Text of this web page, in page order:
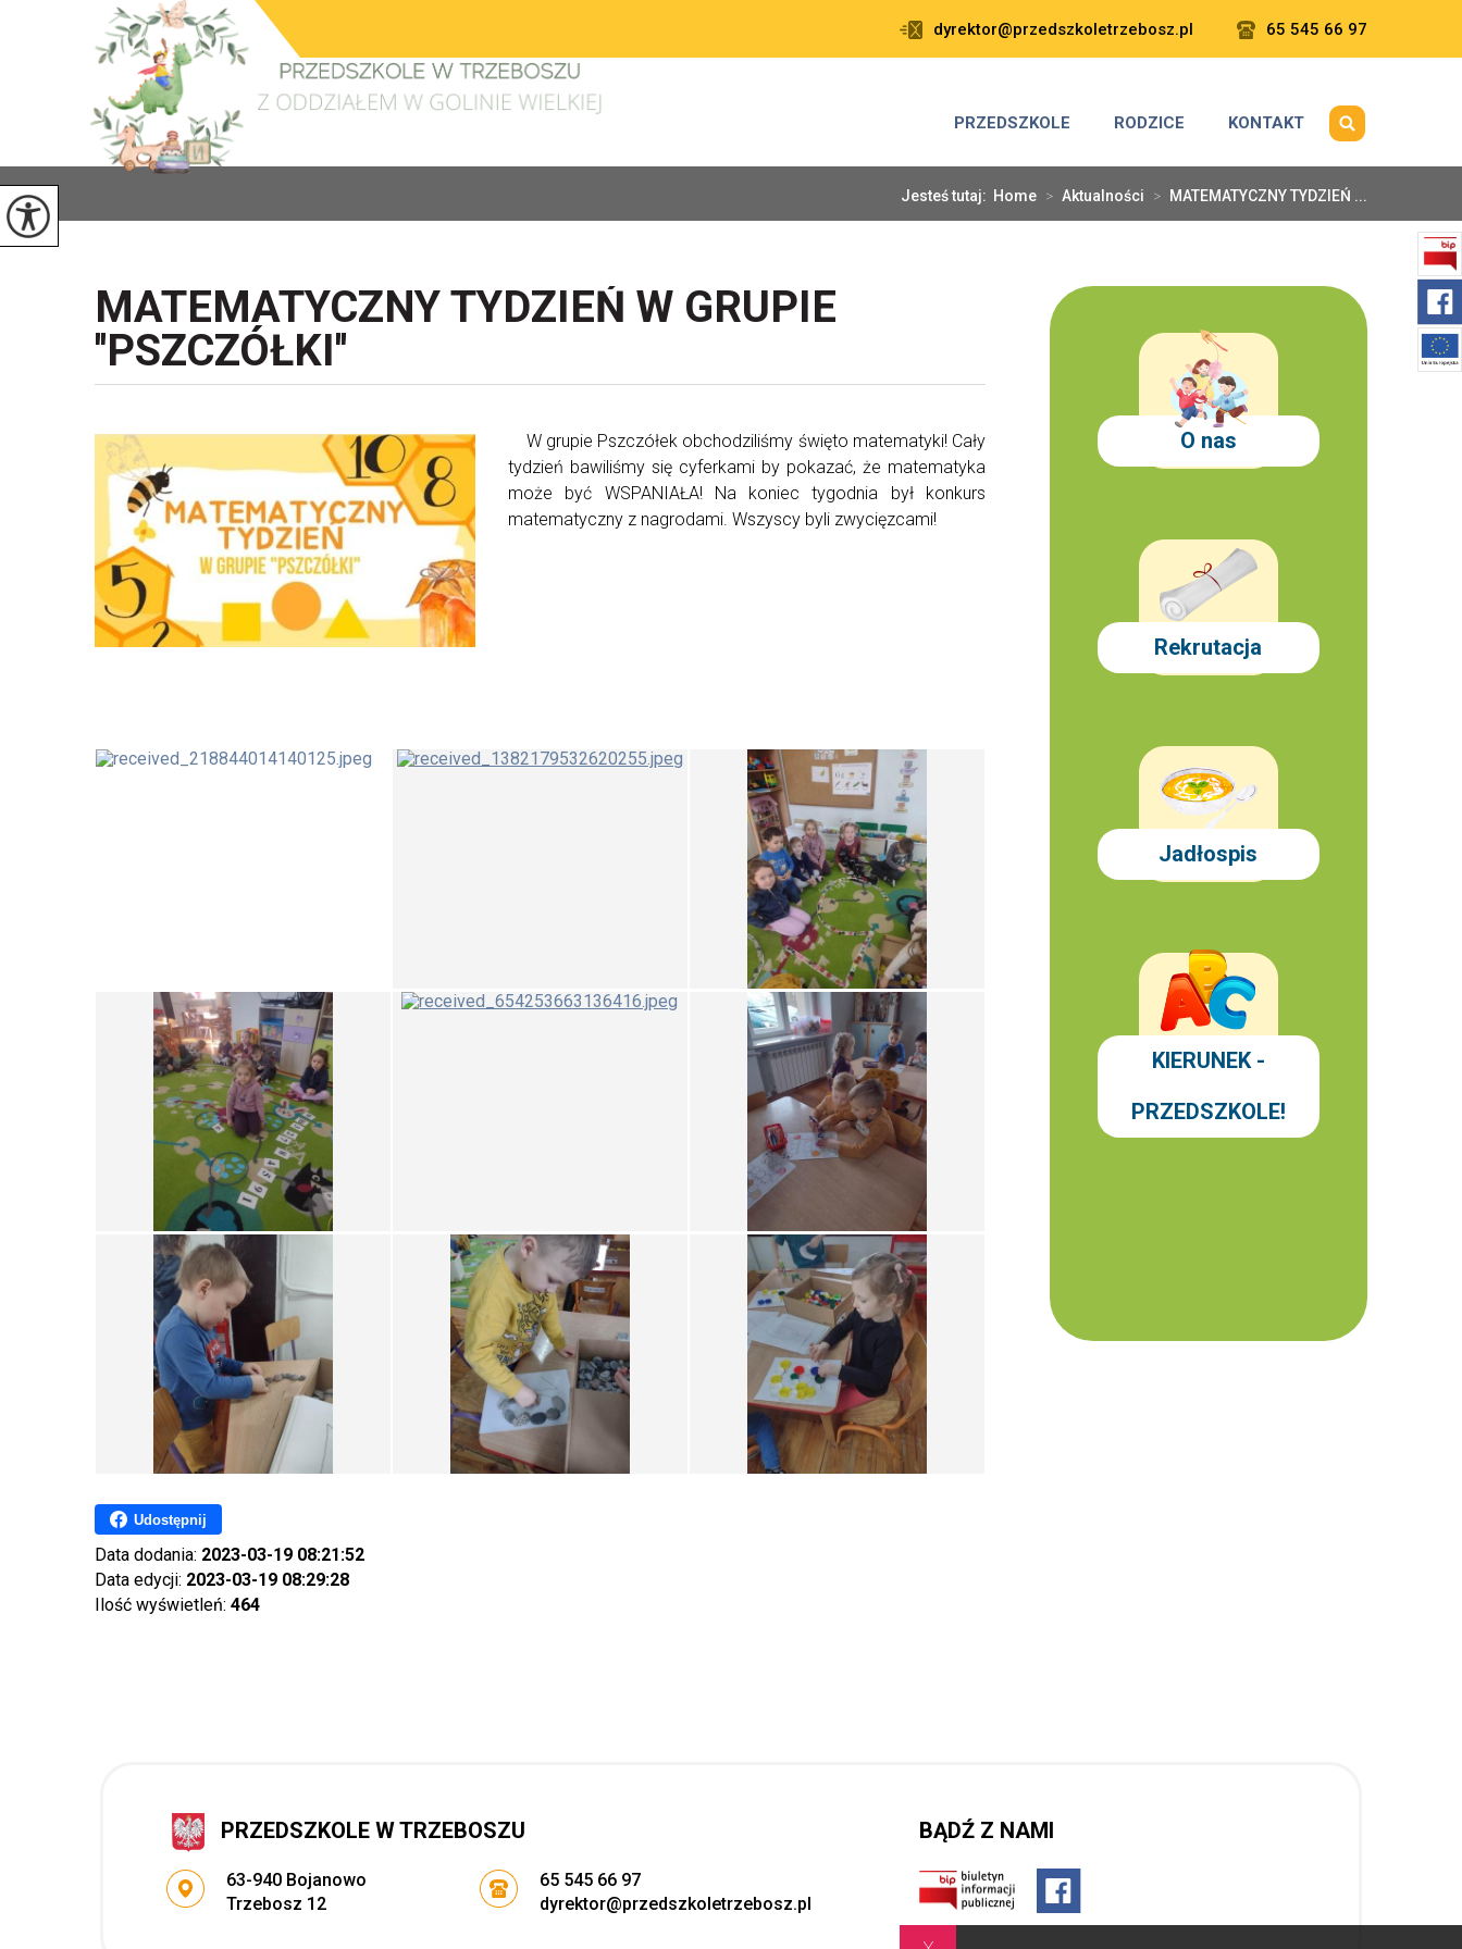
dyrektor@przedszkoletrzebosz.pl 65 545 66 97
PRZEDSZKOLE RODZICE KONTAKT
Jesteś tutaj: Home > Aktualności > MATEMATYCZNY TYDZIEŃ ...
MATEMATYCZNY TYDZIEŃ W GRUPIE
''PSZCZÓŁKI''
W grupie Pszczółek obchodziliśmy święto matematyki! Cały
tydzień bawiliśmy się cyferkami by pokazać, że matematyka
może być WSPANIAŁA! Na koniec tygodnia był konkurs
matematyczny z nagrodami. Wszyscy byli zwycięzcami!
Udostępnij
Data dodania: 2023-03-19 08:21:52
Data edycji: 2023-03-19 08:29:28
Ilość wyświetleń: 464
O nas
Rekrutacja
Jadłospis
KIERUNEK -
PRZEDSZKOLE!
PRZEDSZKOLE W TRZEBOSZU
Adres pocztowy:
63-940 Bojanowo
Trzebosz 12
65 545 66 97
dyrektor@przedszkoletrzebosz.pl
BĄDŹ Z NAMI